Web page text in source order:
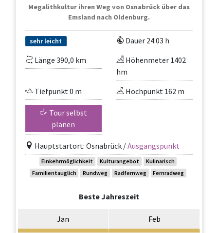
Megalithkultur ihren Weg von Osnabrück über das
Emsland nach Oldenburg.
sehr leicht
Dauer 24:03 h
Länge 390,0 km
Höhenmeter 1402
hm
Tiefpunkt 0 m
Hochpunkt 162 m
Tour selbst
planen
Hauptstartort: Osnabrück /Ausgangspunkt
Einkehrmöglichkeit Kulturangebot
Kulinarisch
Familientauglich
Rundweg Radfernweg Fernradweg
Beste Jahreszeit
Jan Feb